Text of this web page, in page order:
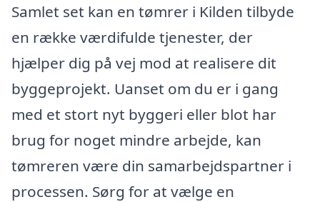
Samlet set kan en tømrer i Kilden tilbyde
en række værdifulde tjenester, der
hjælper dig på vej mod at realisere dit
byggeprojekt. Uanset om du er i gang
med et stort nyt byggeri eller blot har
brug for noget mindre arbejde, kan
tømreren være din samarbejdspartner i
processen. Sørg for at vælge en